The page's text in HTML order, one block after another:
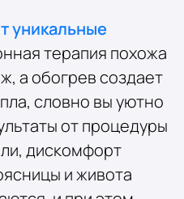
уникальные
терапия похожа
а обогрев создает
словно вы уютно
от процедуры
дискомфорт
и живота